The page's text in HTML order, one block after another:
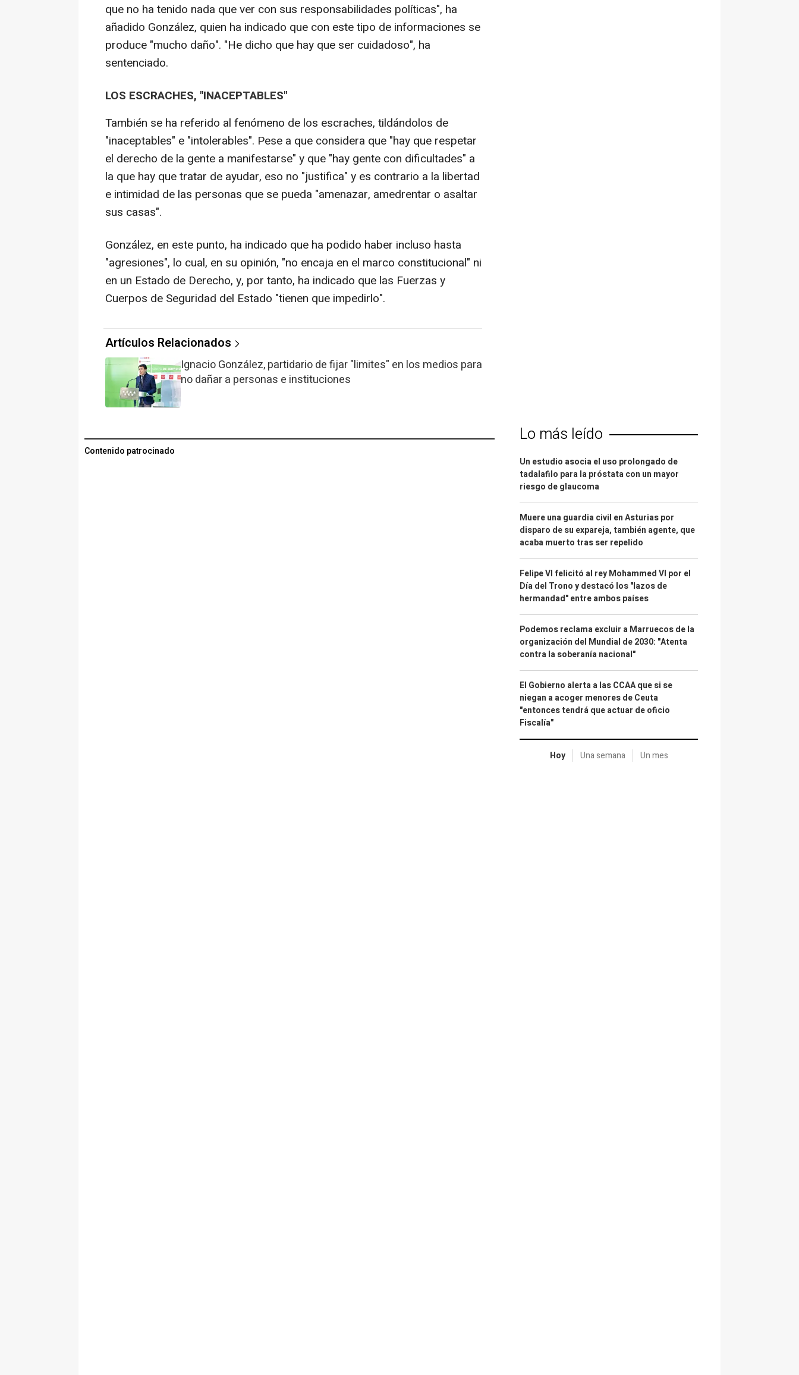
que no ha tenido nada que ver con sus responsabilidades políticas", ha
añadido González, quien ha indicado que con este tipo de informaciones se
produce "mucho daño". "He dicho que hay que ser cuidadoso", ha
sentenciado.
LOS ESCRACHES, "INACEPTABLES"
También se ha referido al fenómeno de los escraches, tildándolos de
"inaceptables" e "intolerables". Pese a que considera que "hay que respetar
el derecho de la gente a manifestarse" y que "hay gente con dificultades" a
la que hay que tratar de ayudar, eso no "justifica" y es contrario a la libertad
e intimidad de las personas que se pueda "amenazar, amedrentar o asaltar
sus casas".
González, en este punto, ha indicado que ha podido haber incluso hasta
"agresiones", lo cual, en su opinión, "no encaja en el marco constitucional" ni
en un Estado de Derecho, y, por tanto, ha indicado que las Fuerzas y
Cuerpos de Seguridad del Estado "tienen que impedirlo".
Artículos Relacionados
Ignacio González, partidario de fijar "limites" en los medios para
no dañar a personas e instituciones
Contenido patrocinado
Lo más leído
Un estudio asocia el uso prolongado de
tadalafilo para la próstata con un mayor
riesgo de glaucoma
Muere una guardia civil en Asturias por
disparo de su expareja, también agente, que
acaba muerto tras ser repelido
Felipe VI felicitó al rey Mohammed VI por el
Día del Trono y destacó los "lazos de
hermandad" entre ambos países
Podemos reclama excluir a Marruecos de la
organización del Mundial de 2030: "Atenta
contra la soberanía nacional"
El Gobierno alerta a las CCAA que si se
niegan a acoger menores de Ceuta
"entonces tendrá que actuar de oficio
Fiscalía"
Hoy Una semana Un mes